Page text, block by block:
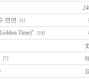
면면 [1]
Time)" [19]
[7]